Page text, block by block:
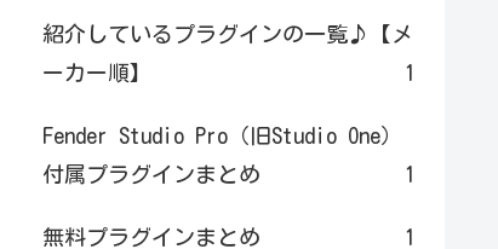
紹介しているプラグインの一覧♪【メ
ーカー順】
1
Fender Studio Pro（旧Studio One）
付属プラグインまとめ
1
無料プラグインまとめ 1